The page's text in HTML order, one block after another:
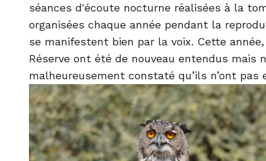
séances d'écoute nocturne réalisées à la
organisées chaque année pendant la
se manifestent bien par la voix. Cette
Réserve ont été de nouveau entendus mais
malheureusement constaté qu’ils n’ont pas